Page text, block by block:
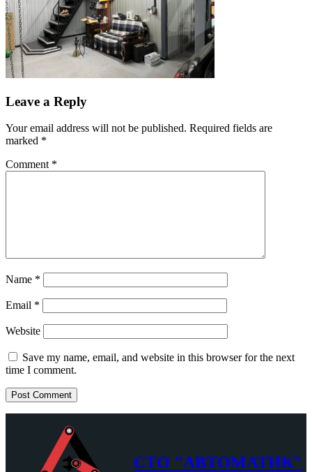
Leave a Reply
Your email address will not be published. Required fields are
marked *
Comment *
Name *
Email *
Website
Save my name, email, and website in this browser for the next
time I comment.
СТО "АВТОМАТИК"